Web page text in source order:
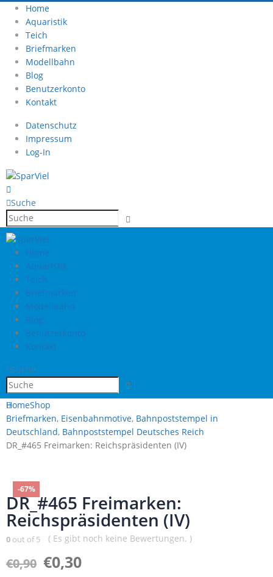
Home
Aquaristik
Teich
Briefmarken
Modellbahn
Blog
Benutzerkonto
Kontakt
Datenschutz
Impressum
Log-In
Suche
Home
Aquaristik
Teich
Briefmarken
Modellbahn
Blog
Benutzerkonto
Kontakt
Suche
HomeShop
Briefmarken, Eisenbahnmotive, Bahnpoststempel in
Deutschland, Bahnpoststempel Deutsches Reich
DR_#465 Freimarken: Reichspräsidenten (IV)
-67%
DR_#465 Freimarken:
Reichspräsidenten (IV)
0 out of 5 ( Es gibt noch keine Bewertungen. )
€0,90 €0,30